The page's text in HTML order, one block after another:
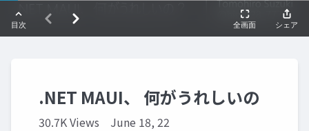
.NET MAUI、 何がうれしいの
30.7K Views June 18, 22